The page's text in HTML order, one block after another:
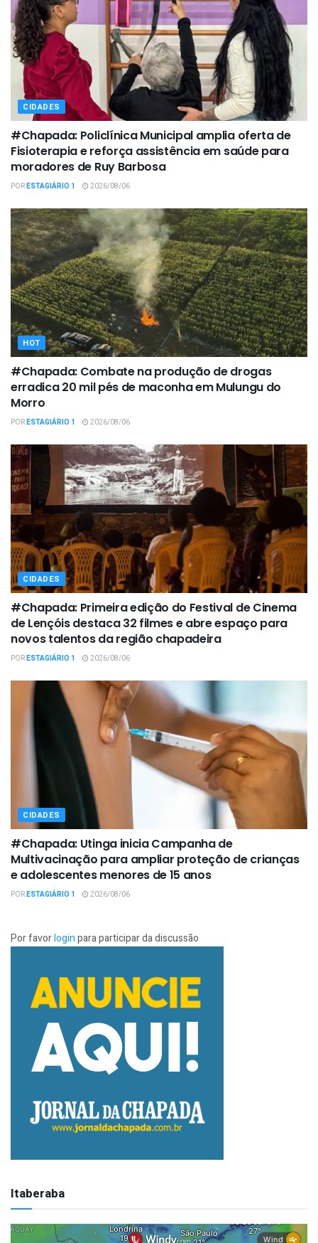
CIDADES
#Chapada: Policlínica Municipal amplia oferta de
Fisioterapia e reforça assistência em saúde para
moradores de Ruy Barbosa
PORESTAGIÁRIO 1 2026/08/06
HOT
#Chapada: Combate na produção de drogas
erradica 20 mil pés de maconha em Mulungu do
Morro
PORESTAGIÁRIO 1 2026/08/06
CIDADES
#Chapada: Primeira edição do Festival de Cinema
de Lençóis destaca 32 filmes e abre espaço para
novos talentos da região chapadeira
PORESTAGIÁRIO 1 2026/08/06
CIDADES
#Chapada: Utinga inicia Campanha de
Multivacinação para ampliar proteção de crianças
e adolescentes menores de 15 anos
PORESTAGIÁRIO 1 2026/08/06
Por favorloginpara participar da discussão
Itaberaba